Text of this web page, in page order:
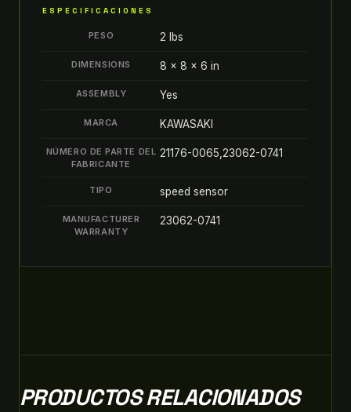
quantity
ESPECIFICACIONES
PESO 2 lbs
DIMENSIONS 8 × 8 × 6 in
ASSEMBLY Yes
MARCA KAWASAKI
NÚMERO DE PARTE DEL
FABRICANTE
21176-0065,23062-0741
TIPO speed sensor
MANUFACTURER
WARRANTY
23062-0741
PRODUCTOS RELACIONADOS